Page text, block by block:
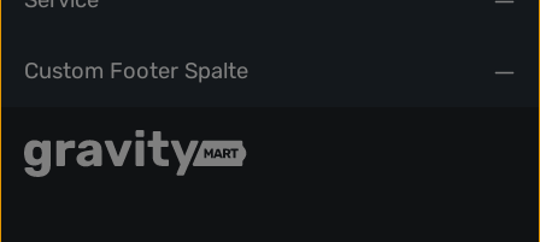
Custom Footer Spalte